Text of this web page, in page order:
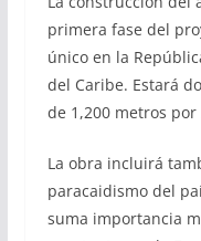
primera fase del
único en la
del Caribe. Estará
de 1,200 metros por
La obra incluirá
paracaidismo del
suma importancia